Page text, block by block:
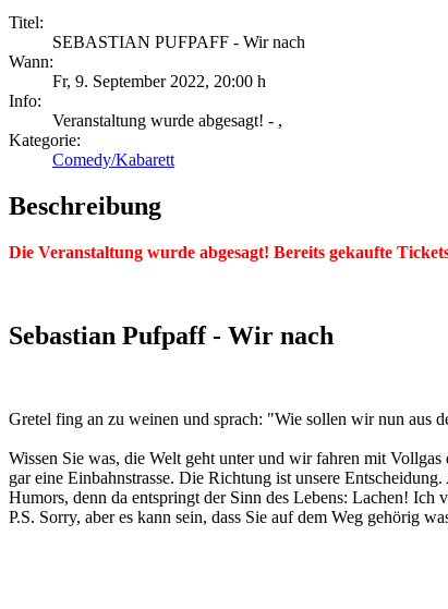
Titel:
SEBASTIAN PUFPAFF - Wir nach
Wann:
Fr, 9. September 2022, 20:00 h
Info:
Veranstaltung wurde abgesagt! - ,
Kategorie:
Comedy/Kabarett
Beschreibung
Die Veranstaltung wurde abgesagt! Bereits gekaufte
Sebastian Pufpaff - Wir nach
Gretel fing an zu weinen und sprach: "Wie sollen wir nun aus
Wissen Sie was, die Welt geht unter und wir fahren mit
gar eine Einbahnstrasse. Die Richtung ist unsere
Humors, denn da entspringt der Sinn des Lebens: Lachen!
P.S. Sorry, aber es kann sein, dass Sie auf dem Weg gehörig